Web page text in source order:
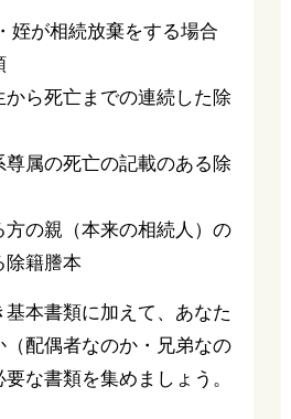
が相続放棄をする場合
から死亡までの連続した除
尊属の死亡の記載のある除
方の親（本来の相続人）の
除籍謄本
本書類に加えて、あなた
（配偶者なのか・兄弟なの
な書類を集めましょう。